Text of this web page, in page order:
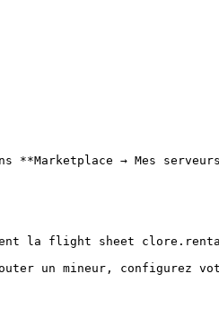
→ Mes
la flight sheet clore.rental
un mineur, configurez